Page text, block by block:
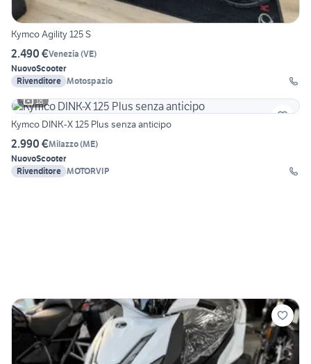
Kymco Agility 125 S
2.490 €Venezia (VE)
NuovoScooter
Rivenditore Motospazio
18
Kymco DINK-X 125 Plus senza anticipo
2.990 €Milazzo(ME)
NuovoScooter
Rivenditore MOTORVIP